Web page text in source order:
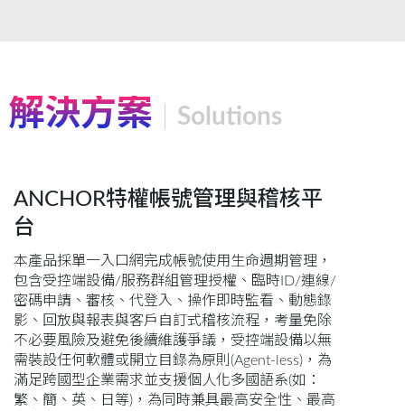
解決方案 Solutions
ANCHOR特權帳號管理與稽核平
台
本產品採單一入口網完成帳號使用生命週期管理，
包含受控端設備/服務群組管理授權、臨時ID/連線/
密碼申請、審核、代登入、操作即時監看、動態錄
影、回放與報表與客戶自訂式稽核流程，考量免除
不必要風險及避免後續維護爭議，受控端設備以無
需裝設任何軟體或開立目錄為原則(Agent-less)，為
滿足跨國型企業需求並支援個人化多國語系(如：
繁、簡、英、日等)，為同時兼具最高安全性、最高